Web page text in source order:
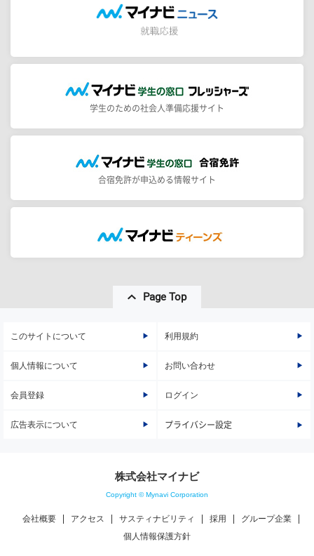
学生のための社会人準備応援サイト
合宿免許が申込める情報サイト
Page Top
このサイトについて 利用規約
個人情報について お問い合わせ
会員登録 ログイン
広告表示について プライバシー設定
株式会社マイナビ
Copyright © Mynavi Corporation
会社概要 アクセス サスティナビリティ 採用
グループ企業
個人情報保護方針